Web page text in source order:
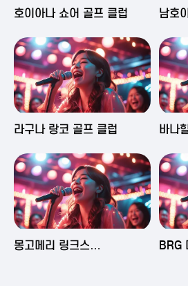
2025-06-03 16:43
호이아나 쇼어 골프 클럽 남호
2025-06-03 15:05
라구나 랑코 골프 클럽
바나
2025-06-03 14:50
몽고메리 링크스
BRG